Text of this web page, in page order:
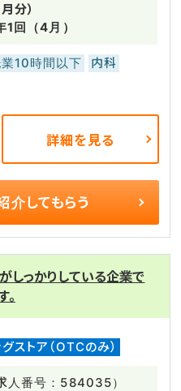
分）
回（4月）
10時間以下
内科
詳細を見る
介してもらう
しっかりしている企業で
グストア（OTCのみ）
人番号：584035）